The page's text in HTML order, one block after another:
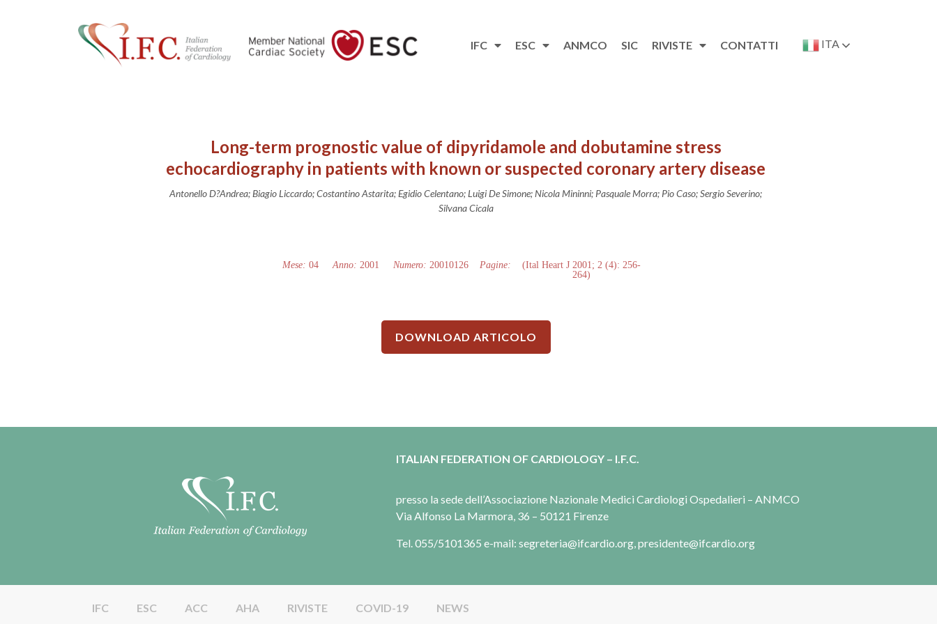
IFC ESC ANMCO SIC RIVISTE CONTATTI ITA
Long-term prognostic value of dipyridamole and dobutamine stress
echocardiography in patients with known or suspected coronary artery disease
Antonello D?Andrea; Biagio Liccardo; Costantino Astarita; Egidio Celentano; Luigi De Simone; Nicola Mininni; Pasquale Morra; Pio Caso; Sergio Severino;
Silvana Cicala
Mese: 04 Anno: 2001 Numero: 20010126 Pagine:
(Ital Heart J 2001; 2 (4): 256-
264)
DOWNLOAD ARTICOLO
ITALIAN FEDERATION OF CARDIOLOGY – I.F.C.
presso la sede dell’Associazione Nazionale Medici Cardiologi Ospedalieri – ANMCO
Via Alfonso La Marmora, 36 – 50121 Firenze
Tel. 055/5101365 e-mail: segreteria@ifcardio.org, presidente@ifcardio.org
IFC ESC ACC AHA RIVISTE COVID-19 NEWS